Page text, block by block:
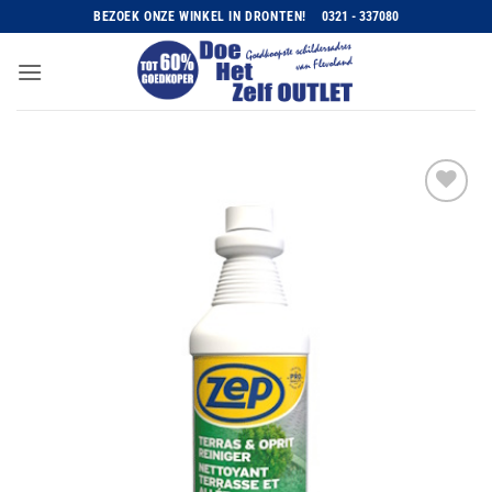
naar
inhoud
BEZOEK ONZE WINKEL IN DRONTEN! 0321 - 337080